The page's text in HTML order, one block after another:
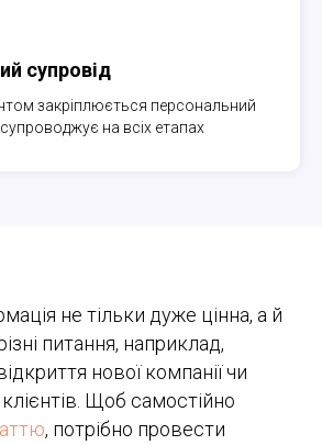
супровід
закріплюється персональний
на всіх етапах
не тільки дуже цінна, а й
питання, наприклад,
нової компанії чи
Щоб самостійно
, потрібно провести